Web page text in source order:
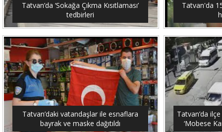
Tatvan’da ‘Sokağa Çıkma Kısıtlaması’
tedbirleri
Tatvan'da
Tatvan’daki vatandaşlar ile esnaflara
bayrak ve maske dağıtıldı
Tatvan’da
‘Mobese